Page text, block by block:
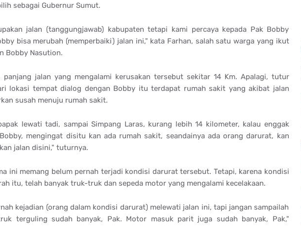
sebagai Gubernur Sumut.
jalan (tanggungjawab) kabupaten tetapi kami percaya kepada Pak Bobby
bisa merubah (memperbaiki) jalan ini," kata Farhan, salah satu warga yang ikut
Bobby Nasution.
panjang jalan yang mengalami kerusakan tersebut sekitar 14 Km. Apalagi, tutur
lokasi tempat dialog dengan Bobby itu terdapat rumah sakit yang akibat jalan
susah menuju rumah sakit.
lewati tadi, sampai Simpang Laras, kurang lebih 14 kilometer, kalau enggak
mengingat disitu kan ada rumah sakit, seandainya ada orang darurat, kan
jalan disini," tuturnya.
ini memang belum pernah terjadi kondisi darurat tersebut. Tetapi, karena kondisi
itu, telah banyak truk-truk dan sepeda motor yang mengalami kecelakaan.
kejadian (orang dalam kondisi darurat) melewati jalan ini, tapi jangan sampailah
terguling sudah banyak, Pak. Motor masuk parit juga sudah banyak, Pak,"